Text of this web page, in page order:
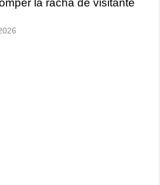
la racha de visitante